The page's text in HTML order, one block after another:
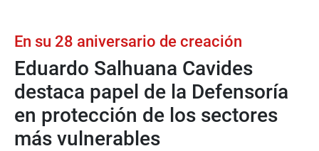
En su 28 aniversario de creación
Eduardo Salhuana Cavides
destaca papel de la Defensoría
en protección de los sectores
más vulnerables